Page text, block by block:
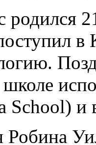
родился
в
School) и